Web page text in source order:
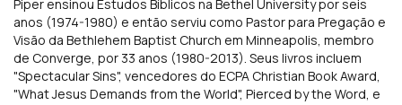
Piper ensinou Estudos Bíblicos na Bethel University por seis
anos (1974-1980) e então serviu como Pastor para Pregação e
Visão da Bethlehem Baptist Church em Minneapolis, membro
de Converge, por 33 anos (1980-2013). Seus livros incluem
"Spectacular Sins", vencedores do ECPA Christian Book Award,
"What Jesus Demands from the World", Pierced by the Word, e